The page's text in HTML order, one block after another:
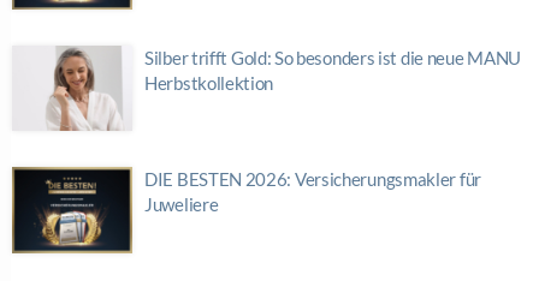
Silber trifft Gold: So besonders ist die neue MANU
Herbstkollektion
DIE BESTEN 2026: Versicherungsmakler für
Juweliere